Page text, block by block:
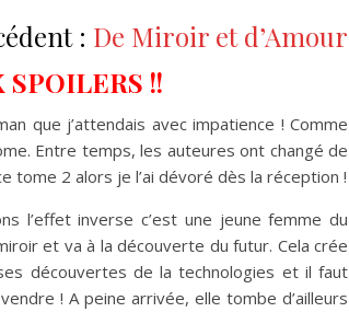
: De Miroir et d’Amour
SPOILERS !!
que j’attendais avec impatience ! Comme
Entre temps, les auteures ont changé de
tome 2 alors je l’ai dévoré dès la réception !
l’effet inverse c’est une jeune femme du
et va à la découverte du futur. Cela crée
découvertes de la technologies et il faut
! A peine arrivée, elle tombe d’ailleurs